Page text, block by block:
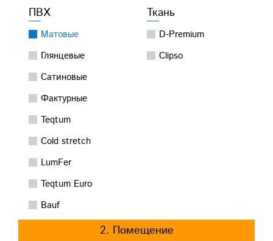
ПВХ
Матовые
Глянцевые
Сатиновые
Фактурные
Teqtum
Cold stretch
LumFer
Teqtum Euro
Bauf
Ткань
D-Premium
Clipso
2. Помещение